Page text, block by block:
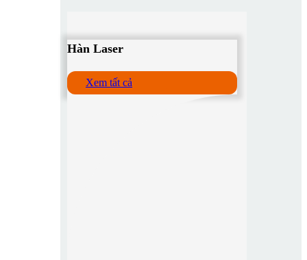
Hàn Laser
Xem tất cả